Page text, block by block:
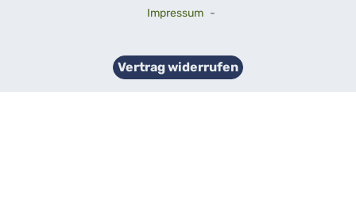
Impressum -
Vertrag widerrufen